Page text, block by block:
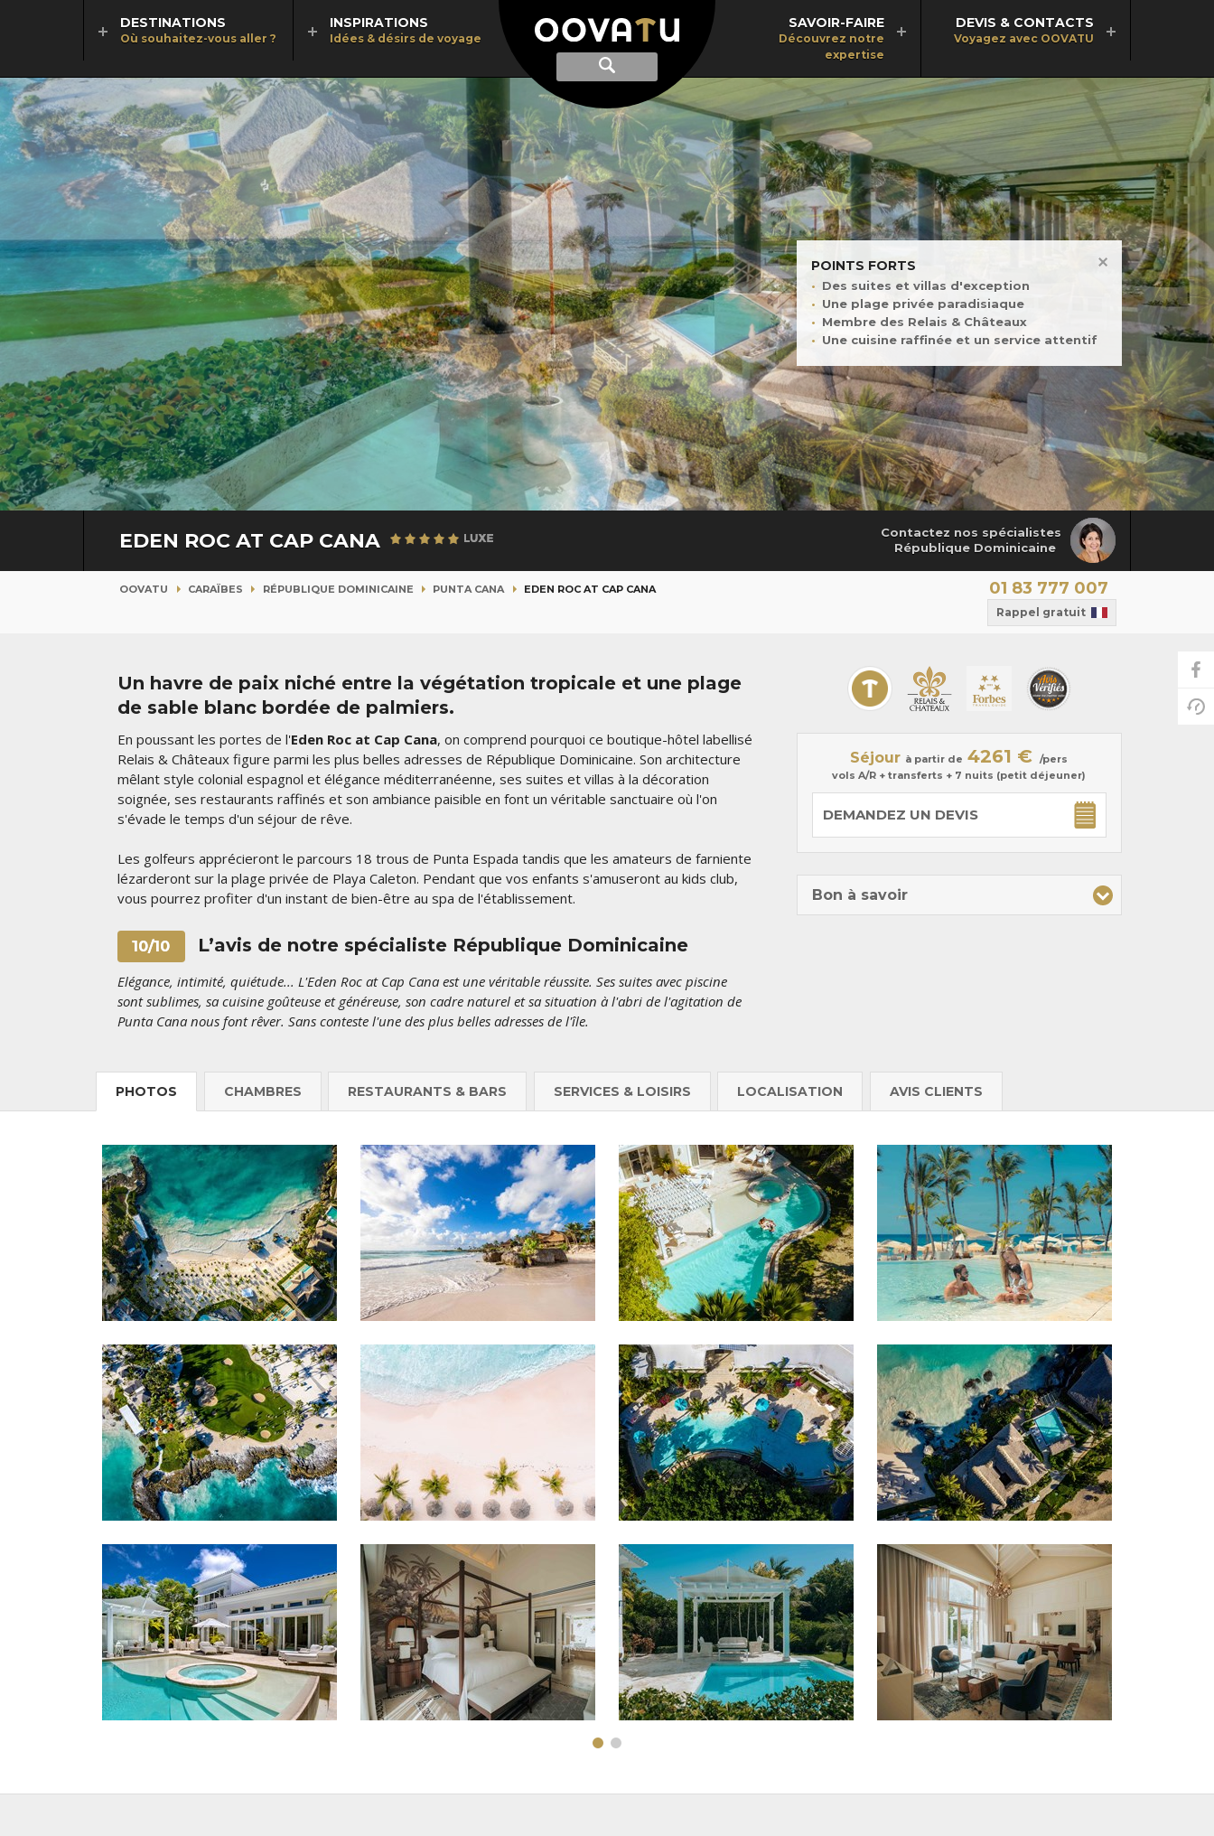
Afficher
recherche
Recherche
DESTINATIONS
Où souhaitez-vous aller ?
INSPIRATIONS
Idées & désirs de voyage
SAVOIR-FAIRE
Découvrez notre
expertise
DEVIS & CONTACTS
Voyagez avec OOVATU
POINTS FORTS
Des suites et villas d'exception
Une plage privée paradisiaque
Membre des Relais & Châteaux
Une cuisine raffinée et un service attentif
EDEN ROC AT CAP CANA
Contactez nos spécialistes
République Dominicaine
OOVATU CARAÏBES RÉPUBLIQUE DOMINICAINE PUNTA CANA EDEN ROC AT CAP CANA 01 83 777 007
Rappel gratuit
Un havre de paix niché entre la végétation tropicale et une plage
de sable blanc bordée de palmiers.
En poussant les portes de l'Eden Roc at Cap Cana, on comprend pourquoi ce boutique-hôtel labellisé
Relais & Châteaux figure parmi les plus belles adresses de République Dominicaine. Son architecture
mêlant style colonial espagnol et élégance méditerranéenne, ses suites et villas à la décoration
soignée, ses restaurants raffinés et son ambiance paisible en font un véritable sanctuaire où l'on
s'évade le temps d'un séjour de rêve.
Les golfeurs apprécieront le parcours 18 trous de Punta Espada tandis que les amateurs de farniente
lézarderont sur la plage privée de Playa Caleton. Pendant que vos enfants s'amuseront au kids club,
vous pourrez profiter d'un instant de bien-être au spa de l'établissement.
10/10 L’avis de notre spécialiste République Dominicaine
Elégance, intimité, quiétude... L'Eden Roc at Cap Cana est une véritable réussite. Ses suites avec piscine
sont sublimes, sa cuisine goûteuse et généreuse, son cadre naturel et sa situation à l'abri de l'agitation de
Punta Cana nous font rêver. Sans conteste l'une des plus belles adresses de l'île.
Séjour à partir de 4261 € /pers
vols A/R + transferts + 7 nuits (petit déjeuner)
DEMANDEZ UN DEVIS
Bon à savoir
PHOTOS CHAMBRES RESTAURANTS & BARS SERVICES & LOISIRS LOCALISATION AVIS CLIENTS